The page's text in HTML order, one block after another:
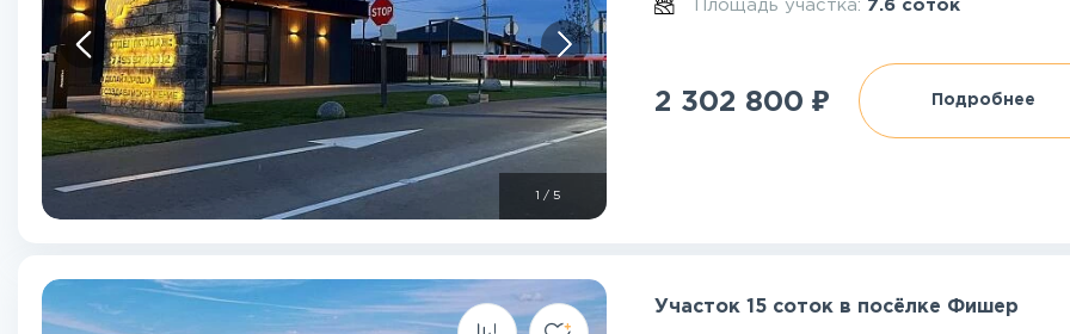
/5
Площадь участка: 7.6 соток
2 302 800 ₽ Подробнее
Участок 15 соток в посёлке Фишер